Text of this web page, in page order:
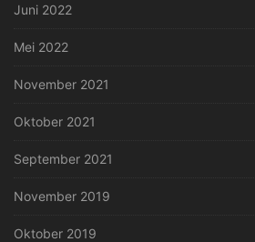
Juni 2022
Mei 2022
November 2021
Oktober 2021
September 2021
November 2019
Oktober 2019